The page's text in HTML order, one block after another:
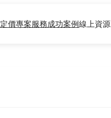
定價專案服務成功案例線上資源